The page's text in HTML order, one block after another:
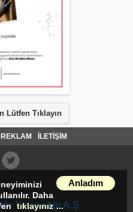
Lütfen Tıklayın
Anladım
Daha
tıklayınız ...
REKLAM İLETİŞİM
Yayıncılığı A.Ş.